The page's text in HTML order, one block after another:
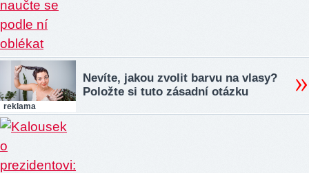
reklama
Nevíte, jakou zvolit barvu na vlasy?
Položte si tuto zásadní otázku